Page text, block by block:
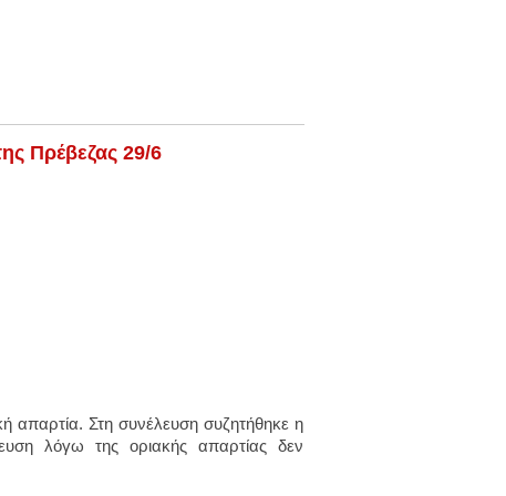
Πρέβεζας 29/6
απαρτία. Στη συνέλευση συζητήθηκε η
λόγω της οριακής απαρτίας δεν